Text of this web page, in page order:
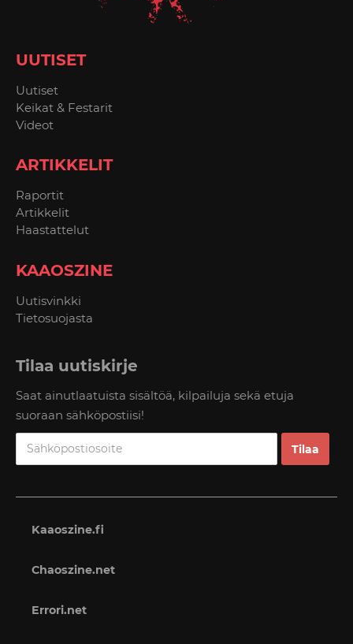
UUTISET
Uutiset
Keikat & Festarit
Videot
ARTIKKELIT
Raportit
Artikkelit
Haastattelut
KAAOSZINE
Uutisvinkki
Tietosuojasta
Tilaa uutiskirje
Saat ainutlaatuista sisältöä, kilpailuja sekä etuja
suoraan sähköpostiisi!
Kaaoszine.fi
Chaoszine.net
Errori.net